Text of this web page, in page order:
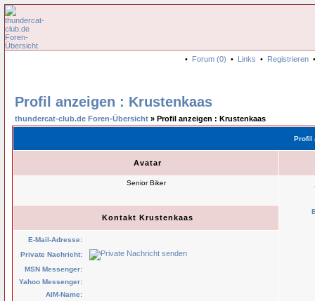
• Forum (0) • Links • Registrieren
Profil anzeigen : Krustenkaas
thundercat-club.de Foren-Übersicht » Profil anzeigen : Krustenkaas
Profil
Avatar
Senior Biker
Kontakt Krustenkaas
E-Mail-Adresse:
Private Nachricht:
MSN Messenger:
Yahoo Messenger:
AIM-Name: